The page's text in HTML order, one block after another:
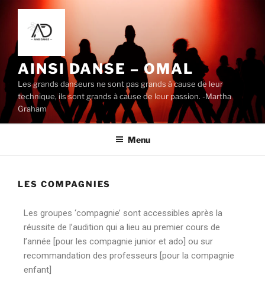
AINSI DANSE – OMAL
Les grands danseurs ne sont pas grands à cause de leur
technique, ils sont grands à cause de leur passion. -Martha
Graham
Menu
LES COMPAGNIES
Les groupes ‘compagnie’ sont accessibles après la
réussite de l’audition qui a lieu au premier cours de
l’année [pour les compagnie junior et ado] ou sur
recommandation des professeurs [pour la compagnie
enfant]